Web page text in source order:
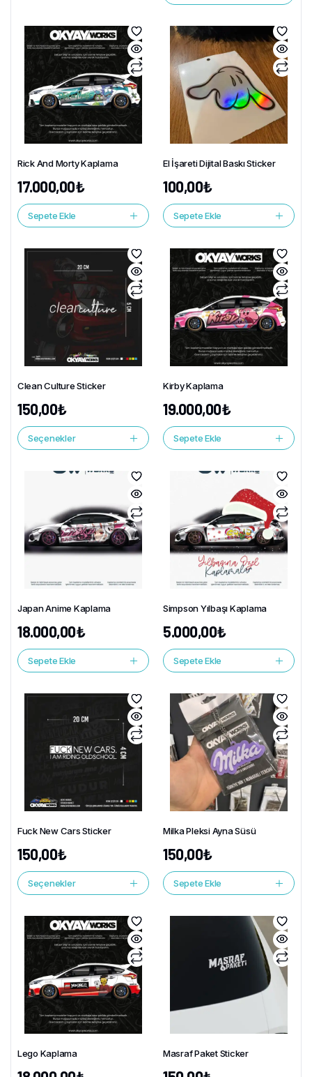
Rick And Morty Kaplama
17.000,00₺
Sepete Ekle
El İşareti Dijital Baskı Sticker
100,00₺
Sepete Ekle
Clean Culture Sticker
150,00₺
Seçenekler
Kirby Kaplama
19.000,00₺
Sepete Ekle
Japan Anime Kaplama
18.000,00₺
Sepete Ekle
Simpson Yılbaşı Kaplama
5.000,00₺
Sepete Ekle
Fuck New Cars Sticker
150,00₺
Seçenekler
Milka Pleksi Ayna Süsü
150,00₺
Sepete Ekle
Lego Kaplama Masraf Paket Sticker